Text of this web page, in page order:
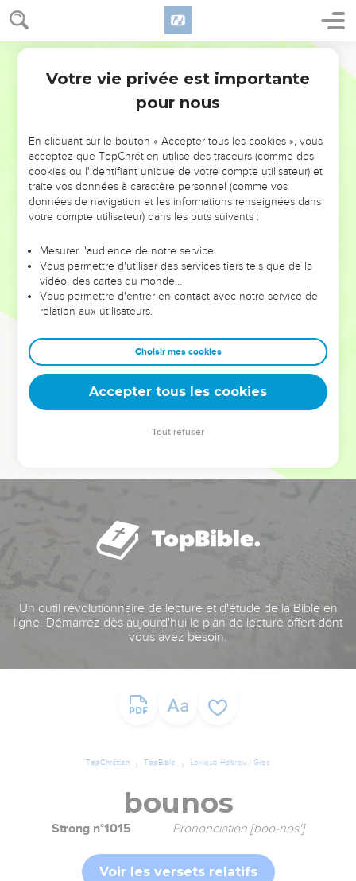
NE MANQUEZ PAS L’ÉVÉNEMENT
DE L’ANNÉE !
ET SI LEURS ERREURS POUVAIENT VOUS ÉVITER LES
VOTRES ?
leur foi ou leur vision. Mais on voit moins les doutes, les erreurs
et les saisons difficiles qu'ils ont traversés, alors même que ce
sont elles qui les ont façonnés.
Dans cette conférence, leaders, entrepreneurs, et responsables
clés pour avancer avec plus de sagesse afin que leurs erreurs
deviennent vos tremplins. Que vous guidiez un ministère, une
équipe, un groupe ou une famille, leur expérience est faite
Un outil révolutionnaire de lecture et d'étude de la Bible en
ligne. Démarrez dès aujourd'hui le plan de lecture offert dont
vous avez besoin.
TopChrétien TopBible Lexique Hébreu / Grec
bounos
Strong n°1015 Prononciation [boo-nos']
Voir les versets relatifs
Votre vie privée est importante
pour nous
En cliquant sur le bouton « Accepter tous les cookies », vous
acceptez que TopChrétien utilise des traceurs (comme des
cookies ou l'identifiant unique de votre compte utilisateur) et
traite vos données à caractère personnel (comme vos
données de navigation et les informations renseignées dans
votre compte utilisateur) dans les buts suivants :
Mesurer l'audience de notre service
Vous permettre d'utiliser des services tiers tels que de la
vidéo, des cartes du monde…
Vous permettre d'entrer en contact avec notre service de
relation aux utilisateurs.
Choisir mes cookies
Accepter tous les cookies
Tout refuser